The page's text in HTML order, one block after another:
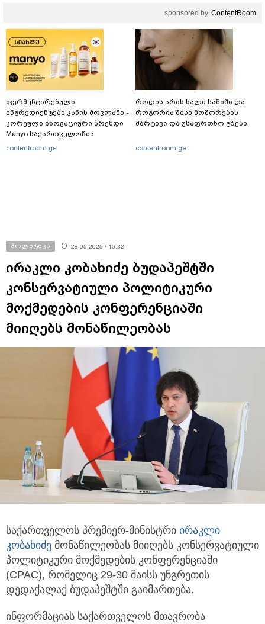
sponsored by ContentRoom
ფერმენტირებული
ინგრედიენტები კანის მოვლაში -
კორეული ინოვაციური ბრენდი
Manyo საქართველოშია
contentroom.ge
როდის არის ხალი საშიში და
როგორია მისი მოშორების
მარტივი და უსაფრთხო გზები
contentroom.ge
პოლიტიკა 28.05.2025 / 16:32
ირაკლი კობახიძე ბუდაპეშტში
კონსერვატიული პოლიტიკური
მოქმედების კონფერენციაში
მიიღებს მონაწილეობას
საქართველოს პრემიერ-მინისტრი ირაკლი
კობახიძე მონაწილეობას მიიღებს კონსერვატიული
პოლიტიკური მოქმედების კონფერენციაში
(CPAC), რომელიც 29-30 მაისს უნგრეთის
დედაქალაქ ბუდაპეშტში გაიმართება.
ინფორმაციას საქართველოს მთავრობა